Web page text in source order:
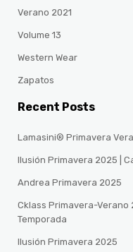
Verano 2021
Volume 13
Western Wear
Zapatos
Recent Posts
Lamasini® Primavera
Ilusión Primavera 2025 |
Andrea Primavera 2025
Cklass Primavera-Verano
Temporada
Ilusión Primavera 2025